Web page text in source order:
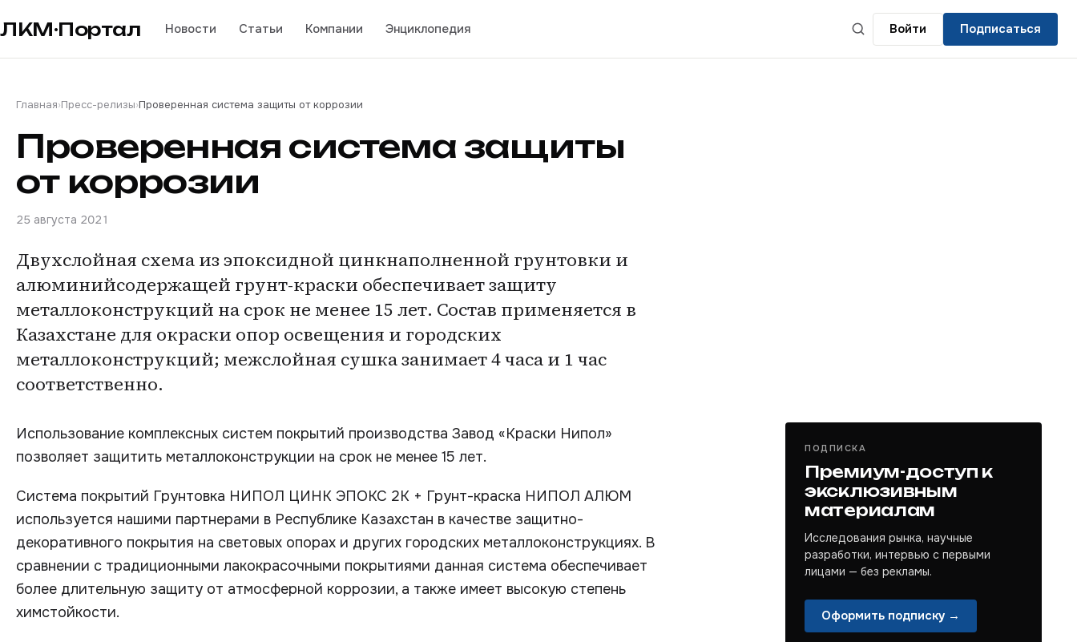
ЛКМ·Портал Новости Статьи Компании Энциклопедия Войти Подписаться
Главная›Пресс-релизы›Проверенная система защиты от коррозии
Проверенная система защиты
от коррозии
25 августа 2021
Двухслойная схема из эпоксидной цинкнаполненной грунтовки и
алюминийсодержащей грунт-краски обеспечивает защиту
металлоконструкций на срок не менее 15 лет. Состав применяется в
Казахстане для окраски опор освещения и городских
металлоконструкций; межслойная сушка занимает 4 часа и 1 час
соответственно.
Использование комплексных систем покрытий производства Завод «Краски Нипол»
позволяет защитить металлоконструкции на срок не менее 15 лет.
Система покрытий Грунтовка НИПОЛ ЦИНК ЭПОКС 2К + Грунт-краска НИПОЛ АЛЮМ
используется нашими партнерами в Республике Казахстан в качестве защитно-
декоративного покрытия на световых опорах и других городских металлоконструкциях. В
сравнении с традиционными лакокрасочными покрытиями данная система обеспечивает
более длительную защиту от атмосферной коррозии, а также имеет высокую степень
химстойкости.
ПОДПИСКА
Премиум-доступ к
эксклюзивным
материалам
Исследования рынка, научные
разработки, интервью с первыми
лицами — без рекламы.
Оформить подписку →